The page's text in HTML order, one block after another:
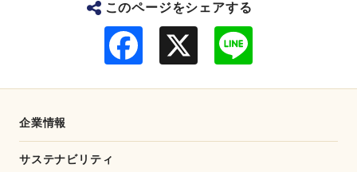
このページをシェアする
企業情報
サステナビリティ